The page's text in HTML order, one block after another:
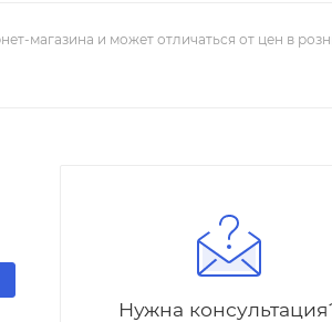
магазина и может отличаться от цен в
Нужна